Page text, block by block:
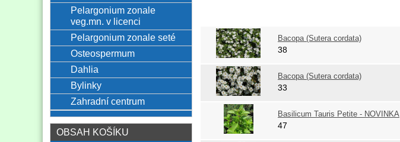
Bacopa (Sutera cordata)
38
Bacopa (Sutera cordata)
33
Basilicum Tauris Petite - NOVINKA
47
Pelargonium zonale
veg.mn. v licenci
Pelargonium zonale seté
Osteospermum
Dahlia
Bylinky
Zahradní centrum
OBSAH KOŠÍKU